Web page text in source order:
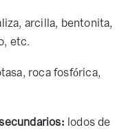
arcilla, bentonita,
etc.
roca fosfórica,
lodos de